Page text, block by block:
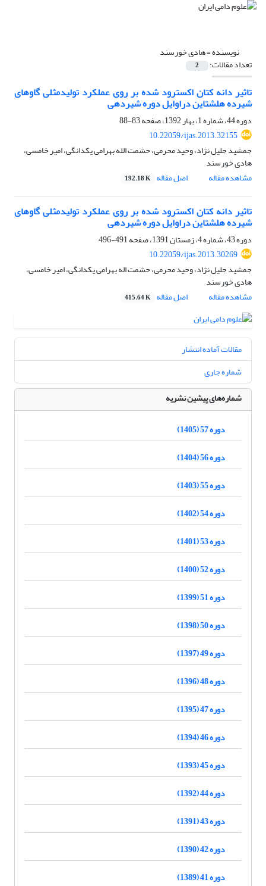
نویسنده =هادی خورسند
تعداد مقالات: 2
تاثیر دانه کتان اکسترود شده بر روی عملکرد تولیدمثلی گاوهای
شیرده هلشتاین دراوایل دوره شیردهی
دوره 44، شماره 1، بهار 1392، صفحه
83-88
10.22059/ijas.2013.32155
جمشید جلیل نژاد، وحید محرمی، حشمت الله بهرامی یکدانگی، امیر خامسی،
هادی خورسند
مشاهده مقاله
اصل مقاله 192.18 K
تاثیر دانه کتان اکسترود شده بر روی عملکرد تولیدمثلی گاوهای
شیرده هلشتاین دراوایل دوره شیردهی
دوره 43، شماره 4، زمستان 1391، صفحه
491-496
10.22059/ijas.2013.30269
جمشید جلیل نژاد، وحید محرمی، حشمت اله بهرامی یکدانگی، امیر خامسی،
هادی خورسند
مشاهده مقاله
اصل مقاله 415.64 K
مقالات آماده انتشار
شماره جاری
شماره‌های پیشین نشریه
دوره 57 (1405)
دوره 56 (1404)
دوره 55 (1403)
دوره 54 (1402)
دوره 53 (1401)
دوره 52 (1400)
دوره 51 (1399)
دوره 50 (1398)
دوره 49 (1397)
دوره 48 (1396)
دوره 47 (1395)
دوره 46 (1394)
دوره 45 (1393)
دوره 44 (1392)
دوره 43 (1391)
دوره 42 (1390)
دوره 41 (1389)